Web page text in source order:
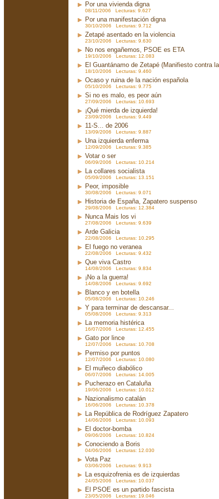
Por una vivienda digna
08/11/2006 Lecturas: 9.627
Por una manifestación digna
30/10/2006 Lecturas: 9.712
Zetapé asentado en la violencia
23/10/2006 Lecturas: 9.630
No nos engañemos, PSOE es ETA
19/10/2006 Lecturas: 12.083
El Guantánamo de Zetapé (Manifiesto contra
18/10/2006 Lecturas: 9.460
Ocaso y ruina de la nación española
05/10/2006 Lecturas: 9.775
Si no es malo, es peor aún
27/09/2006 Lecturas: 10.693
¡Qué mierda de izquierda!
23/09/2006 Lecturas: 9.449
11-S... de 2006
13/09/2006 Lecturas: 9.887
Una izquierda enferma
12/09/2006 Lecturas: 9.385
Votar o ser
06/09/2006 Lecturas: 10.214
La collares socialista
05/09/2006 Lecturas: 13.151
Peor, imposible
30/08/2006 Lecturas: 9.071
Historia de España, Zapatero suspenso
29/08/2006 Lecturas: 12.384
Nunca Mais los vi
27/08/2006 Lecturas: 9.639
Arde Galicia
22/08/2006 Lecturas: 10.295
El fuego no veranea
22/08/2006 Lecturas: 9.432
Que viva Castro
14/08/2006 Lecturas: 9.834
¡No a la guerra!
14/08/2006 Lecturas: 9.692
Blanco y en botella
05/08/2006 Lecturas: 10.246
Y para terminar de descansar...
05/08/2006 Lecturas: 9.313
La memoria histérica
16/07/2006 Lecturas: 12.455
Gato por lince
12/07/2006 Lecturas: 10.708
Permiso por puntos
12/07/2006 Lecturas: 10.080
El muñeco diabólico
06/07/2006 Lecturas: 14.005
Pucherazo en Cataluña
19/06/2006 Lecturas: 10.012
Nazionalismo catalán
16/06/2006 Lecturas: 10.378
La República de Rodríguez Zapatero
14/06/2006 Lecturas: 10.093
El doctor-bomba
09/06/2006 Lecturas: 10.824
Conociendo a Boris
04/06/2006 Lecturas: 12.030
Vota Paz
03/06/2006 Lecturas: 9.913
La esquizofrenia es de izquierdas
24/05/2006 Lecturas: 10.037
El PSOE es un partido fascista
23/05/2006 Lecturas: 19.046